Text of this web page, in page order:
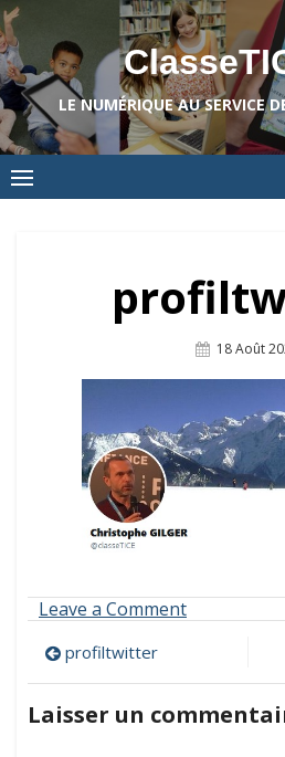
Skip
to
content
LE NUMÉRIQUE AU SERVICE
Posted
18 Août
Leave a Commenton
Navigation
de
l’article
profiltwitter
Laisser un